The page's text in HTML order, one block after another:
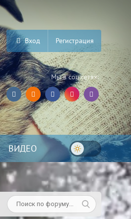
Вход Регистрация
Мы в соц.сетях:
ВИДЕО